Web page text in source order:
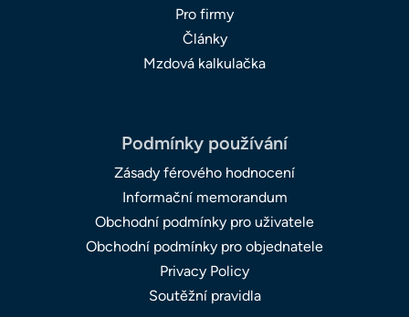
Pro firmy
Články
Mzdová kalkulačka
Podmínky používání
Zásady férového hodnocení
Informační memorandum
Obchodní podmínky pro uživatele
Obchodní podmínky pro objednatele
Privacy Policy
Soutěžní pravidla